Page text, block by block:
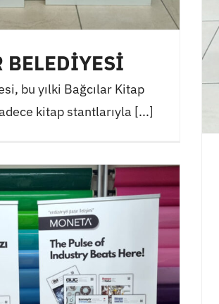
BELEDİYESİ
bu yılki Bağcılar Kitap
kitap stantlarıyla [...]